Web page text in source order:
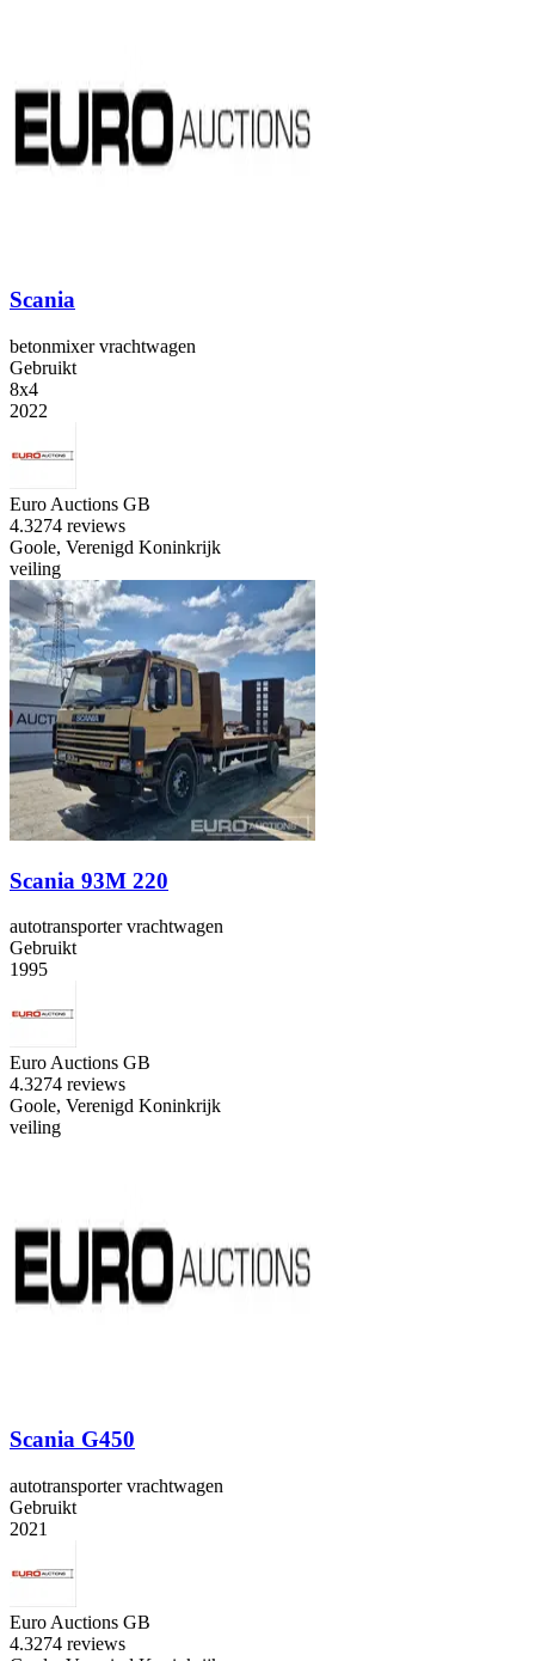
Scania
betonmixer vrachtwagen
Gebruikt
8x4
2022
Euro Auctions GB
4.3274 reviews
Goole, Verenigd Koninkrijk
veiling
Scania 93M 220
autotransporter vrachtwagen
Gebruikt
1995
Euro Auctions GB
4.3274 reviews
Goole, Verenigd Koninkrijk
veiling
Scania G450
autotransporter vrachtwagen
Gebruikt
2021
Euro Auctions GB
4.3274 reviews